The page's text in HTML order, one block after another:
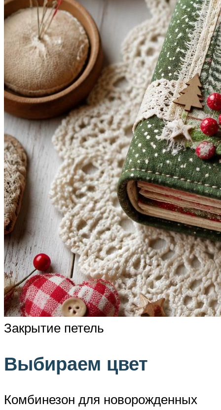
Закрытие петель
Выбираем цвет
Комбинезон для новорожденных